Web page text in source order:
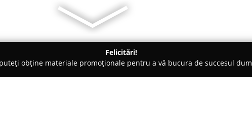
Felicitări!
obține materiale promoționale pentru a vă bucura de succesul